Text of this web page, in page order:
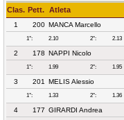
Clas. Pett. Atleta
1 200 MANCA Marcello
1°: 2.10 2°: 2.13
2 178 NAPPI Nicolo
1°: 1.99 2°: 1.95
3 201 MELIS Alessio
1°: 1.33 2°: 1.36
4 177 GIRARDI Andrea